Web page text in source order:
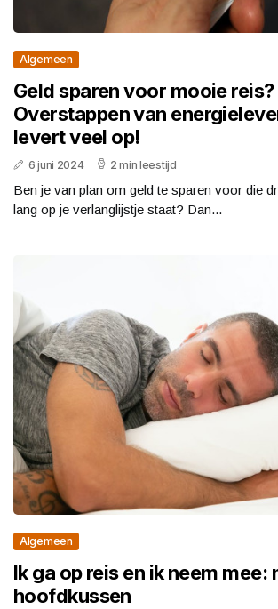
Algemeen
Geld sparen voor mooie reis?
Overstappen van
levert veel op!
6 juni 2024 2 min leestijd
Ben je van plan om geld te sparen voor die
lang op je verlanglijstje staat? Dan...
Algemeen
Ik ga op reis en ik neem mee:
hoofdkussen